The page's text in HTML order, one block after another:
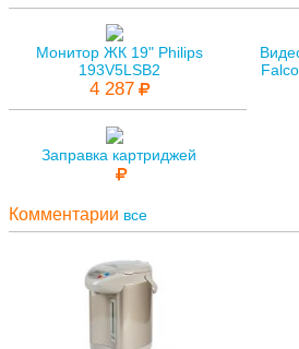
Монитор ЖК 19" Philips
193V5LSB2
4 287
Заправка картриджей
Комментарии все